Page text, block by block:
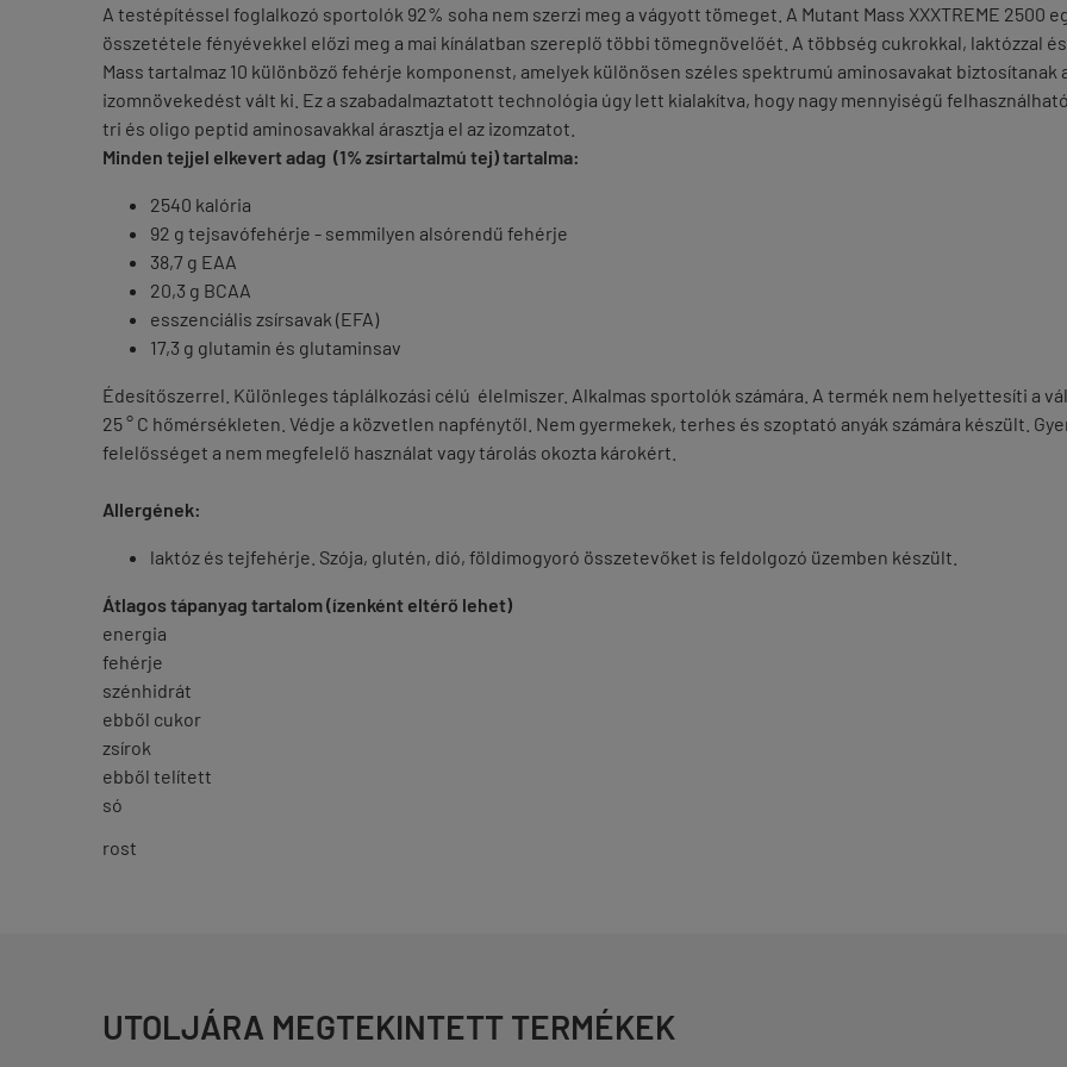
A testépítéssel foglalkozó sportolók 92% soha nem szerzi meg a vágyott tömeget. A Mutant Mass XXXTREME 2500
összetétele fényévekkel előzi meg a mai kínálatban szereplő többi tömegnövelőét. A többség cukrokkal, laktózzal
Mass tartalmaz 10 különböző fehérje komponenst, amelyek különösen széles spektrumú aminosavakat biztosítanak
izomnövekedést vált ki. Ez a szabadalmaztatott technológia úgy lett kialakítva, hogy nagy mennyiségű
tri és oligo peptid aminosavakkal árasztja el az izomzatot.
Minden tejjel elkevert adag (1% zsírtartalmú tej) tartalma:
2540 kalória
92 g tejsavófehérje - semmilyen alsórendű fehérje
38,7 g EAA
20,3 g BCAA
esszenciális zsírsavak (EFA)
17,3 g glutamin és glutaminsav
Édesítőszerrel. Különleges táplálkozási célú élelmiszer. Alkalmas sportolók számára. A termék nem helyettesíti a
25 ° C hőmérsékleten. Védje a közvetlen napfénytől. Nem gyermekek, terhes és szoptató anyák számára készült.
felelősséget a nem megfelelő használat vagy tárolás okozta károkért.
Allergének:
laktóz és tejfehérje. Szója, glutén, dió, földimogyoró összetevőket is feldolgozó üzemben készült.
Átlagos tápanyag tartalom (ízenként eltérő lehet)
energia
fehérje
szénhidrát
ebből cukor
zsírok
ebből telített
só
rost
UTOLJÁRA MEGTEKINTETT TERMÉKEK